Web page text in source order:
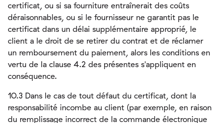
certificat, ou si sa fourniture entraînerait des coûts
déraisonnables, ou si le fournisseur ne garantit pas le
certificat dans un délai supplémentaire approprié, le
client a le droit de se retirer du contrat et de réclamer
un remboursement du paiement, alors les conditions en
vertu de la clause 4.2 des présentes s'appliquent en
conséquence.
10.3 Dans le cas de tout défaut du certificat, dont la
responsabilité incombe au client (par exemple, en raison
du remplissage incorrect de la commande électronique